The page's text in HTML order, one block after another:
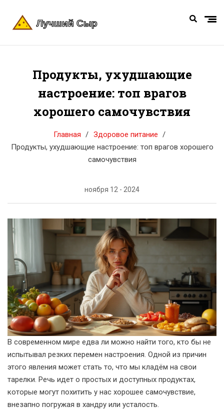
Продукты, ухудшающие
настроение: топ врагов
хорошего самочувствия
Главная
Здоровое питание
Продукты, ухудшающие настроение: топ врагов хорошего
самочувствия
ноября 12 - 2024
В современном мире едва ли можно найти того, кто бы не
испытывал резких перемен настроения. Одной из причин
этого явления может стать то, что мы кладём на свои
тарелки. Речь идет о простых и доступных продуктах,
которые могут похитить у нас хорошее самочувствие,
внезапно погружая в хандру или усталость.